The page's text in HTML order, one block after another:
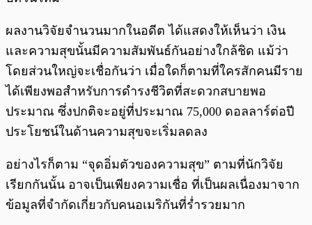
ผลงานวิจัยจำนวนมากในอดีต ได้แสดงให้เห็นว่า เงิน
และความสุขนั้นมีความสัมพันธ์กันอย่างใกล้ชิด แม้ว่า
โดยส่วนใหญ่จะเชื่อกันว่า เมื่อใดก็ตามที่ใครสักคนมีราย
ได้เพียงพอสำหรับการดำรงชีวิตที่สะดวกสบายพอ
ประมาณ ซึ่งปกติจะอยู่ที่ประมาณ 75,000 ดอลลาร์ต่อปี
ประโยชน์ในด้านความสุขจะเริ่มลดลง
อย่างไรก็ตาม “จุดอิ่มตัวของความสุข” ตามที่นักวิจัย
เรียกกันนั้น อาจเป็นเพียงความเชื่อ ที่เป็นผลเนื่องมาจาก
ข้อมูลที่จำกัดเกี่ยวกับคนอเมริกันที่ร่ำรวยมาก